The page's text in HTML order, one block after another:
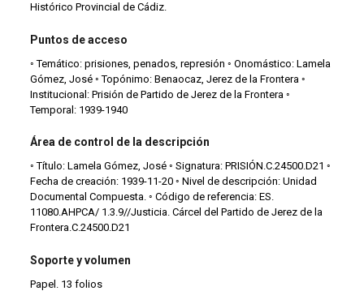
Histórico Provincial de Cádiz.
Puntos de acceso
◦ Temático: prisiones, penados, represión ◦ Onomástico: Lamela
Gómez, José ◦ Topónimo: Benaocaz, Jerez de la Frontera ◦
Institucional: Prisión de Partido de Jerez de la Frontera ◦
Temporal: 1939-1940
Área de control de la descripción
◦ Título: Lamela Gómez, José ◦ Signatura: PRISIÓN.C.24500.D21 ◦
Fecha de creación: 1939-11-20 ◦ Nivel de descripción: Unidad
Documental Compuesta. ◦ Código de referencia: ES.
11080.AHPCA/ 1.3.9//Justicia. Cárcel del Partido de Jerez de la
Frontera.C.24500.D21
Soporte y volumen
Papel. 13 folios